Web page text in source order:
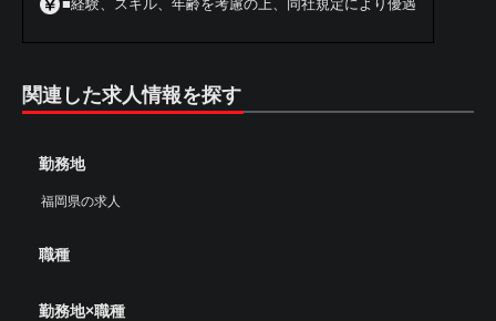
■経験、スキル、年齢を考慮の上、同社規定により優遇
関連した求人情報を探す
勤務地
福岡県の求人
職種
勤務地×職種